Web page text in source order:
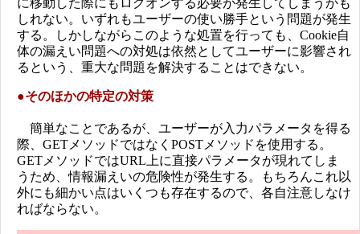
に移動した際にもログオンする必要が発生してしまうかも
しれない。いずれもユーザーの使い勝手という問題が発生
する。しかしながらこのような処置を行っても、Cookie自
体の漏えい問題への対処は依然としてユーザーに影響され
るという、重大な問題を解決することはできない。
●そのほかの特定の対策
簡単なことであるが、ユーザーが入力パラメータを得る
際、GETメソッドではなくPOSTメソッドを使用する。
GETメソッドではURL上に直接パラメータが現れてしま
うため、情報漏えいの危険性が発生する。もちろんこれ以
外にも細かい点はいくつも存在するので、各自注意しなけ
ればならない。